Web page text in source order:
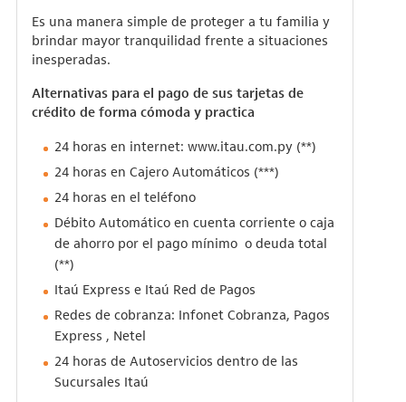
Es una manera simple de proteger a tu familia y
brindar mayor tranquilidad frente a situaciones
inesperadas.
Alternativas para el pago de sus tarjetas de
crédito de forma cómoda y practica
24 horas en internet:www.itau.com.py (**)
24 horas en Cajero Automáticos (***)
24 horas en el teléfono
Débito Automático en cuenta corriente o caja
de ahorro por el pago mínimo o deuda total
(**)
Itaú Express e Itaú Red de Pagos
Redes de cobranza: Infonet Cobranza, Pagos
Express , Netel
24 horas de Autoservicios dentro de las
Sucursales Itaú